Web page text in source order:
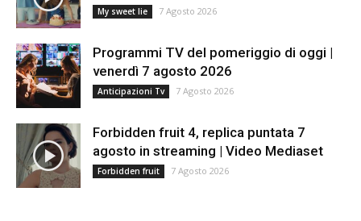
My sweet lie 7 Agosto 2026
Programmi TV del pomeriggio di oggi |
venerdì 7 agosto 2026
Anticipazioni Tv 7 Agosto 2026
Forbidden fruit 4, replica puntata 7
agosto in streaming | Video Mediaset
Forbidden fruit 7 Agosto 2026